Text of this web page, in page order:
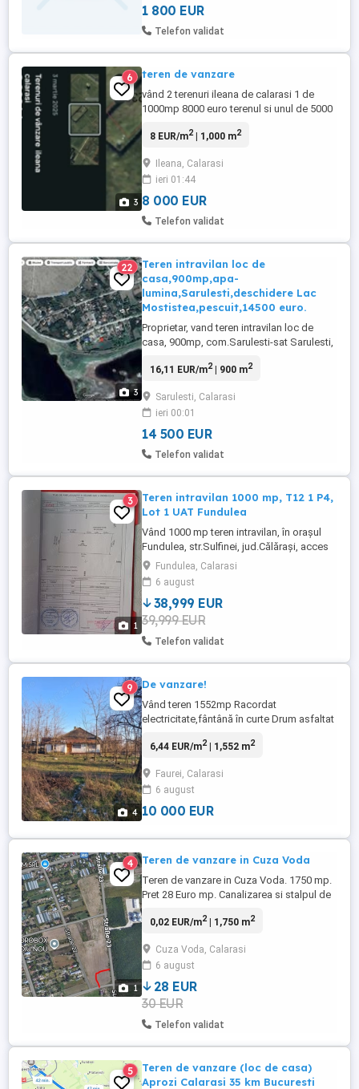
1 800 EUR
Telefon validat
3
6 teren de vanzare
vând 2 terenuri ileana de calarasi 1 de
1000mp 8000 euro terenul si unul de 5000
la zi. Fără utilități
8 EUR/m2| 1,000 m2
Ileana, Calarasi
ieri 01:44
8 000 EUR
Telefon validat
3
22
Teren intravilan loc de
casa,900mp,apa-
lumina,Sarulesti,deschidere Lac
Mostistea,pescuit,14500 euro.
Proprietar, vand teren intravilan loc de
casa, 900mp, com.Sarulesti-sat Sarulesti,
Mostistea 25m, utilitati apa si curent
canalizare si gaze). La numai 40km de
Bucuresti pe A3 si 800m de drum asfaltat,
gasesti oaza de liniste ...
16,11 EUR/m2| 900 m2
Sarulesti, Calarasi
ieri 00:01
14 500 EUR
Telefon validat
1
3
Teren intravilan 1000 mp, T12 1 P4,
Lot 1 UAT Fundulea
Vând 1000 mp teren intravilan, în orașul
Fundulea, str.Sulfinei, jud.Călărași, acces
la gaze, canalizare și apă curentă, situat la
150 m de D.N.3 și la 1,5 km de A2. Terenul
este situat într-o zonă liniștită, ideală
pentru construcția unei locuințe.
Fundulea, Calarasi
6 august
38,999 EUR
39,999 EUR
Telefon validat
4
9 De vanzare!
Vând teren 1552mp Racordat
electricitate,fântână în curte Drum asfaltat
6,44 EUR/m2| 1,552 m2
Faurei, Calarasi
6 august
10 000 EUR
1
4 Teren de vanzare in Cuza Voda
Teren de vanzare in Cuza Voda. 1750 mp.
Pret 28 Euro mp. Canalizarea si stalpul de
teren. Mai multe informatii la telefon.
0,02 EUR/m2| 1,750 m2
Cuza Voda, Calarasi
6 august
28 EUR
30 EUR
Telefon validat
5
Teren de vanzare (loc de casa)
Aprozi Calarasi 35 km Bucuresti